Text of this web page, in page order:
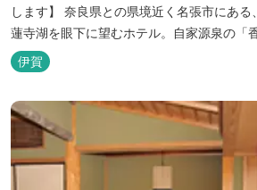
します】 奈良県との県境近く名張市にある、紺碧の水をたたえた青
蓮寺湖を眼下に望むホテル。自家源泉の「
泉」は天然アルカリ泉。露天風呂から眺め
く、絶景と評判です。
伊賀